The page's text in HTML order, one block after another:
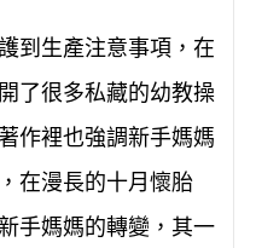
到生產注意事項，在
了很多私藏的幼教操
作裡也強調新手媽媽
在漫長的十月懷胎
手媽媽的轉變，其一